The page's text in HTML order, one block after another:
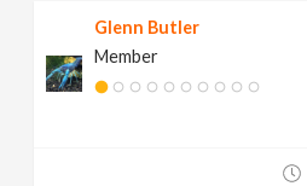
Glenn Butler
Member